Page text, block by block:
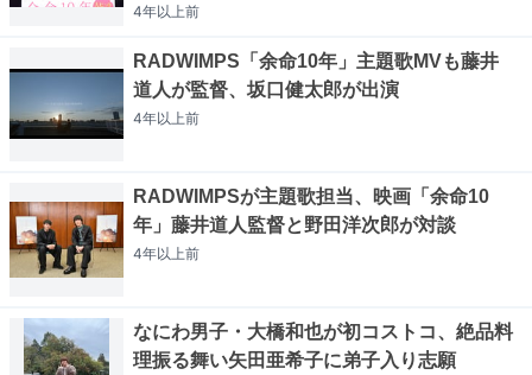
4年以上前
RADWIMPS「余命10年」主題歌MVも藤井
道人が監督、坂口健太郎が出演
4年以上前
RADWIMPSが主題歌担当、映画「余命10
年」藤井道人監督と野田洋次郎が対談
4年以上前
なにわ男子・大橋和也が初コストコ、絶品料
理振る舞い矢田亜希子に弟子入り志願